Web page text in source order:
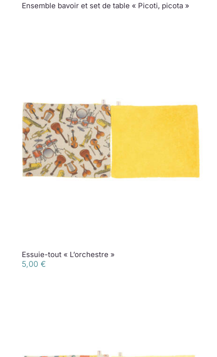
Ensemble bavoir et set de table « Picoti, picota »
Essuie-tout « L’orchestre »
5,00 €